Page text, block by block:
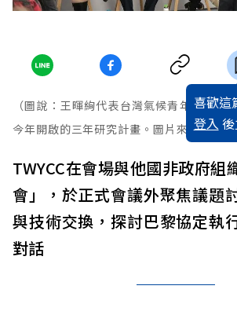
喜歡這
登入
（圖說：王暉絢代表台灣氣候青年聯盟（
今年開啟的三年研究計畫。圖片來源：
TWYCC在會場與他國非政府組
會」，於正式會議外聚焦議題
與技術交換，探討巴黎協定執
對話